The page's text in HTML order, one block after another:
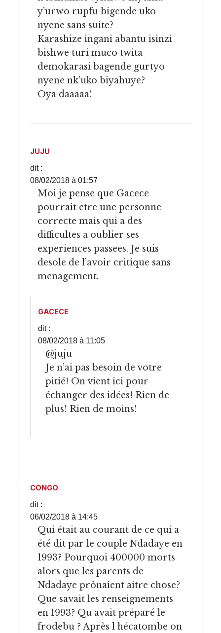
y’urwo rupfu bigende uko
nyene sans suite?
Karashize ingani abantu isinzi
bishwe turi muco twita
demokarasi bagende gurtyo
nyene nk’uko biyahuye?
Oya daaaaa!
JUJU
dit :
08/02/2018 à 01:57
Moi je pense que Gacece
pourrait etre une personne
correcte mais qui a des
difficultes a oublier ses
experiences passees. Je suis
desole de l’avoir critique sans
menagement.
GACECE
dit :
08/02/2018 à 11:05
@juju
Je n’ai pas besoin de votre
pitié! On vient ici pour
échanger des idées! Rien de
plus! Rien de moins!
CONGO
dit :
06/02/2018 à 14:45
Qui était au courant de ce qui a
été dit par le couple Ndadaye en
1993? Pourquoi 400000 morts
alors que les parents de
Ndadaye prônaient aitre chose?
Que savait les renseignements
en 1993? Qu avait préparé le
frodebu ? Après l hécatombe on